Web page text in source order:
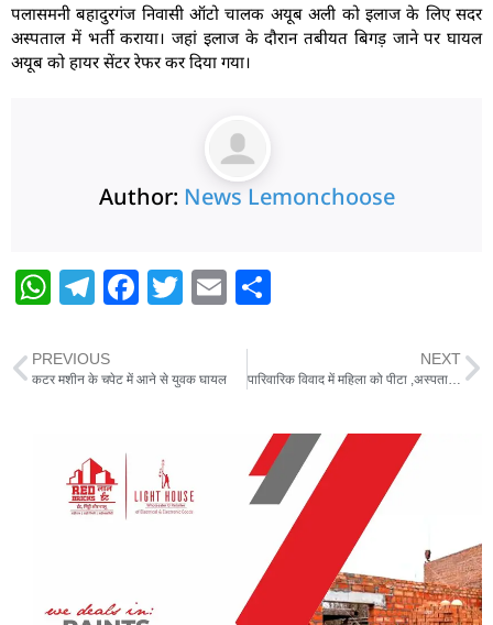
पलासमनी बहादुरगंज निवासी ऑटो चालक अयूब अली को इलाज के लिए सदर
अस्पताल में भर्ती कराया। जहां इलाज के दौरान तबीयत बिगड़ जाने पर घायल
अयूब को हायर सेंटर रेफर कर दिया गया।
Author: News Lemonchoose
W
at
s
p
T
e
g
m
F
e
o
o
T
er
E
ai
e
PREVIOUS
कटर मशीन के चपेट में आने से युवक घायल
NEXT
पारिवारिक विवाद में महिला को पीटा ,अस्पताल में भर्ती